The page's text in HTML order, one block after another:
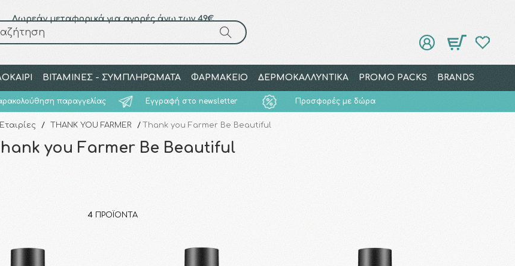
Δωρεάν μεταφορικά για αγορές άνω των 49€
ΒΙΤΑΜΙΝΕΣ - ΣΥΜΠΛΗΡΩΜΑΤΑ ΦΑΡΜΑΚΕΙΟ ΔΕΡΜΟΚΑΛΛΥΝΤΙΚΑ PROMO PACKS BRANDS
παραγγελίας Εγγραφή στο newsletter Προσφορές με δώρα
Αναζήτηση
Εταιρίες / THANK YOU FARMER / Thank you Farmer Be Beautiful
you Farmer Be Beautiful
4ΠΡΟΪΌΝΤΑ